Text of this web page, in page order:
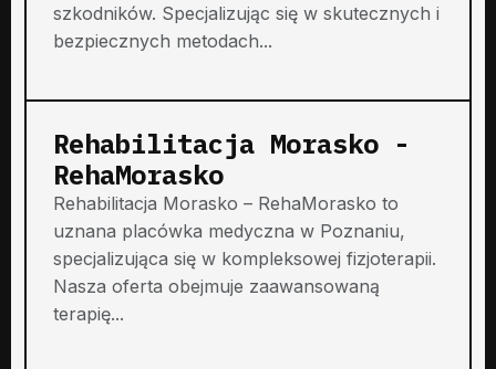
szkodników. Specjalizując się w skutecznych i
bezpiecznych metodach...
Rehabilitacja Morasko -
RehaMorasko
Rehabilitacja Morasko – RehaMorasko to
uznana placówka medyczna w Poznaniu,
specjalizująca się w kompleksowej fizjoterapii.
Nasza oferta obejmuje zaawansowaną
terapię...